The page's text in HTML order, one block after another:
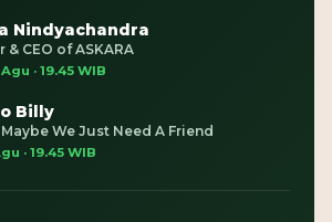
Nindyachandra
& CEO of ASKARA
· 19.45 WIB
Billy
We Just Need A Friend
· 19.45 WIB